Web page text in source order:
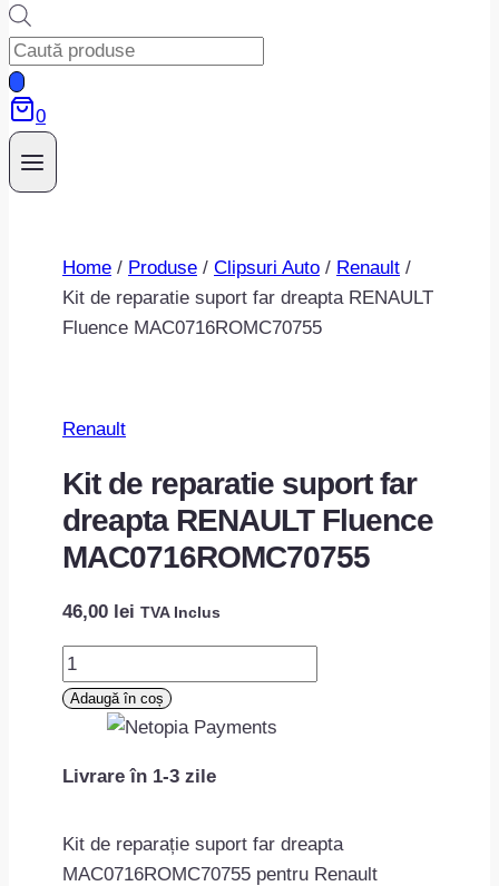
Products
search
0
Home / Produse / Clipsuri Auto / Renault /
Kit de reparatie suport far dreapta RENAULT
Fluence MAC0716ROMC70755
Renault
Kit de reparatie suport far
dreapta RENAULT Fluence
MAC0716ROMC70755
46,00 lei TVA Inclus
Cantitate
Kit
suport
dreapta
RENAULT
Adaugă în coș
Livrare în 1-3 zile
Kit de reparație suport far dreapta
MAC0716ROMC70755 pentru Renault